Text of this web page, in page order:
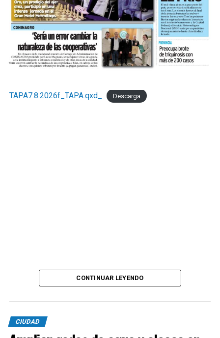
TAPA7.8.2026f_TAPA.qxd_ Descarga
CONTINUAR LEYENDO
CIUDAD